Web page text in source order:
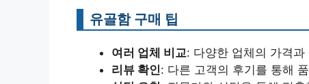
유골함 구매 팁
여러 업체 비교: 다양한 업체의 가격
리뷰 확인: 다른 고객의 후기를 통해